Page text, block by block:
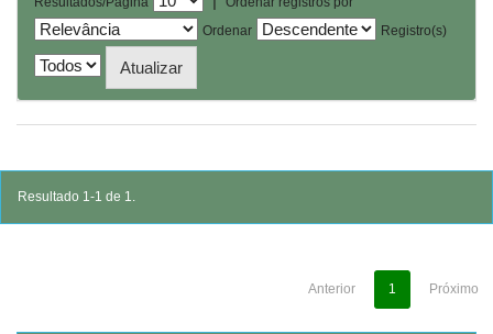
Ordenar
Registro(s)
Resultado 1-1 de 1.
Anterior 1 Próximo